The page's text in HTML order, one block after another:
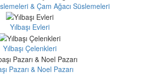
& Çam Ağacı Süslemeleri
Yılbaşı Evleri
Yılbaşı Çelenkleri
Pazarı & Noel Pazarı